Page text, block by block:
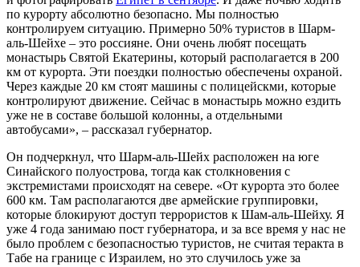
по курорту абсолютно безопасно. Мы полностью
контролируем ситуацию. Примерно 50% туристов в Шарм-
аль-Шейхе – это россияне. Они очень любят посещать
монастырь Святой Екатерины, который располагается в 200
км от курорта. Эти поездки полностью обеспечены охраной.
Через каждые 20 км стоят машины с полицейскми, которые
контролируют движение. Сейчас в монастырь можно ездить
уже не в составе большой колонны, а отдельными
автобусами», – рассказал губернатор.
Он подчеркнул, что Шарм-аль-Шейх расположен на юге
Синайского полуострова, тогда как столкновения с
экстремистами происходят на севере. «От курорта это более
600 км. Там располагаются две армейские группировки,
которые блокируют доступ террористов к Шам-аль-Шейху. Я
уже 4 года занимаю пост губернатора, и за все время у нас не
было проблем с безопасностью туристов, не считая теракта в
Табе на границе с Израилем, но это случилось уже за